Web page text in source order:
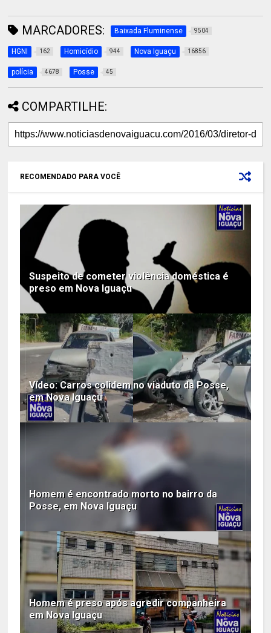
MARCADORES: Baixada Fluminense 9504
HGNI 162 Homicídio 944 Nova Iguaçu 16856
polícia 4678 Posse 45
COMPARTILHE:
RECOMENDADO PARA VOCÊ
Suspeito de cometer violência doméstica é
preso em Nova Iguaçu
Vídeo: Carros colidem no viaduto da Posse,
em Nova Iguaçu
Homem é encontrado morto no bairro da
Posse, em Nova Iguaçu
Homem é preso após agredir companheira
em Nova Iguaçu